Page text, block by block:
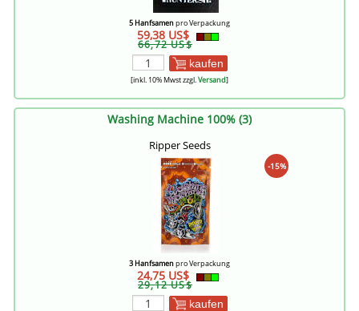
5 Hanfsamenpro Verpackung
59,38 US$
66,72 US$
kaufen
[inkl. 10% Mwst zzgl.Versand]
Washing Machine 100% (3)
Ripper Seeds
-15%
3 Hanfsamenpro Verpackung
24,75 US$
29,12 US$
kaufen